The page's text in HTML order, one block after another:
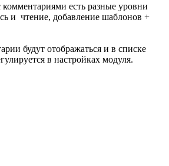
есть разные уровни
и чтение, добавление шаблонов +
будут отображаться и в списке
в настройках модуля.